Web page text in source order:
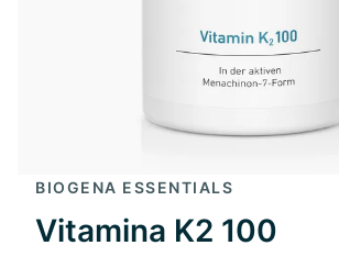
BIOGENA ESSENTIALS
Vitamina K2 100